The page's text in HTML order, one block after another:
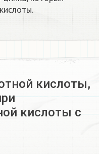
кислоты,
кислоты с